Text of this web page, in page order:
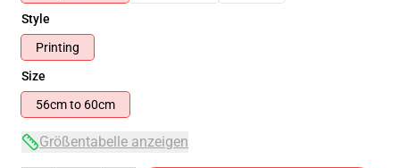
Style
Printing
Size
56cm to 60cm
Größentabelle anzeigen